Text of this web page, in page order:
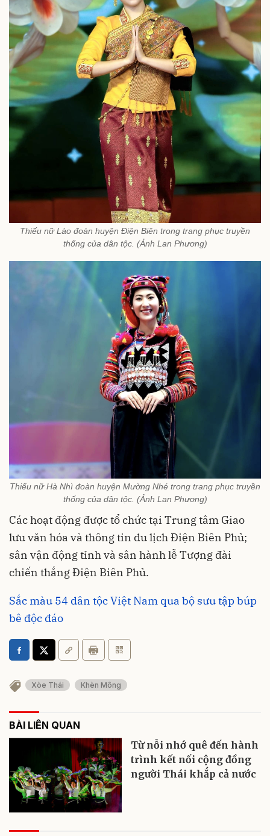
Thiếu nữ Lào đoàn huyện Điện Biên trong trang phục truyền
thống của dân tộc. (Ảnh Lan Phương)
Thiếu nữ Hà Nhì đoàn huyện Mường Nhé trong trang phục truyền
thống của dân tộc. (Ảnh Lan Phương)
Các hoạt động được tổ chức tại Trung tâm Giao
lưu văn hóa và thông tin du lịch Điện Biên Phủ;
sân vận động tỉnh và sân hành lễ Tượng đài
chiến thắng Điện Biên Phủ.
Sắc màu 54 dân tộc Việt Nam qua bộ sưu tập búp
bê độc đáo
Xòe Thái Khèn Mông
BÀI LIÊN QUAN
Từ nỗi nhớ quê đến hành
trình kết nối cộng đồng
người Thái khắp cả nước